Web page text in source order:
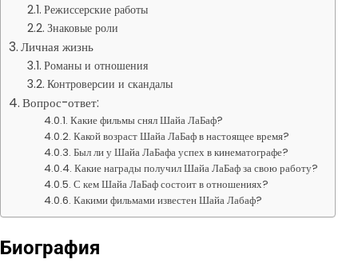
Режиссерские работы
Знаковые роли
Личная жизнь
Романы и отношения
Контроверсии и скандалы
Вопрос-ответ:
Какие фильмы снял Шайа ЛаБаф?
Какой возраст Шайа ЛаБаф в настоящее время?
Был ли у Шайа ЛаБафа успех в кинематографе?
Какие награды получил Шайа ЛаБаф за свою работу?
С кем Шайа ЛаБаф состоит в отношениях?
Какими фильмами известен Шайа Лабаф?
Биография